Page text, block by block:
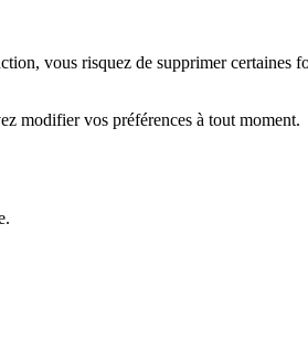
vous risquez de supprimer certaines
modifier vos préférences à tout moment.